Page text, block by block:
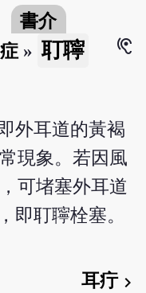
書介
» 耵聹
hearing
外耳道的黃褐
現象。若因風
可堵塞外耳道
即耵聹栓塞。
耳疔chevron_right